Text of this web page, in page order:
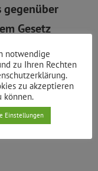
Gesetz
17.03.2015
notwendige
zu Ihren Rechten
zu akzeptieren
können.
Einstellungen